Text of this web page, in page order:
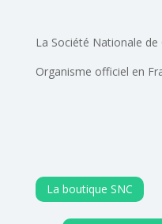
La Société Nationale de
Organisme officiel en
La boutique SNC